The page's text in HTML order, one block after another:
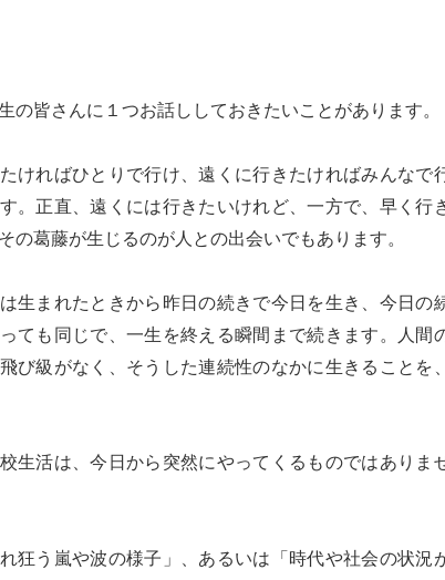
の皆さんに１つお話ししておきたいことがあります。
たければひとりで行け、遠くに行きたければみんなで
。正直、遠くには行きたいけれど、一方で、早く行
の葛藤が生じるのが人との出会いでもあります。
生まれたときから昨日の続きで今日を生き、今日の
ても同じで、一生を終える瞬間まで続きます。人間
び級がなく、そうした連続性のなかに生きることを
生活は、今日から突然にやってくるものではありま
れ狂う嵐や波の様子」、あるいは「時代や社会の状況